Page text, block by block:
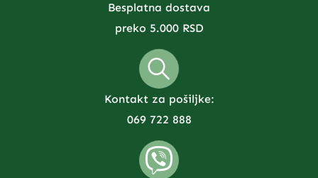
Besplatna dostava
preko 5.000 RSD
Kontakt za pošiljke:
069 722 888